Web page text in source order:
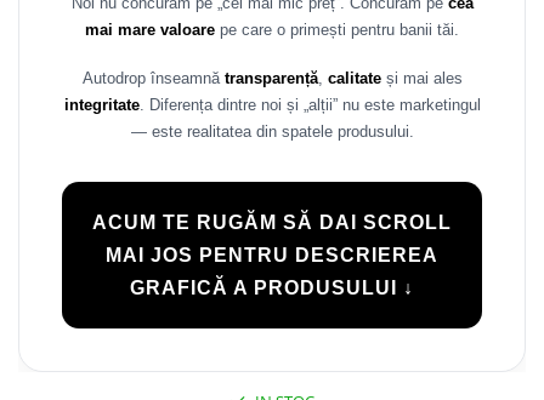
Rame adaptoare Nissan
Rame adaptoare Hyundai
Rame adaptoare Chevrolet
Rame adaptoare Mitsubishi
mai mare valoare pe care o primești pentru banii tăi.
Autodrop înseamnă transparență, calitateși mai ales
integritate. Diferența dintre noi și „alții” nu este marketingul
— este realitatea din spatele produsului.
ACUM TE RUGĂM SĂ DAI SCROLL
MAI JOS PENTRU DESCRIEREA
GRAFICĂ A PRODUSULUI ↓